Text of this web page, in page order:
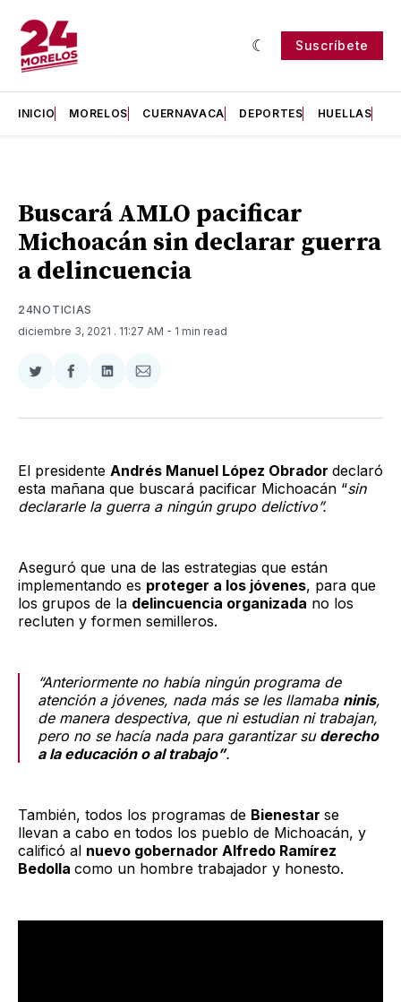
Suscríbete
INICIO MORELOS CUERNAVACA DEPORTES HUELLAS
Buscará AMLO pacificar
Michoacán sin declarar guerra
a delincuencia
24NOTICIAS
diciembre 3, 2021 . 11:27 AM - 1 min read
Compartir
Twitter
Compartir
Facebook
Compartir
LinkedIn
Compartir
Email
El presidente Andrés Manuel López Obrador declaró
esta mañana que buscará pacificar Michoacán “sin
declararle la guerra a ningún grupo delictivo”.
Aseguró que una de las estrategias que están
implementando es proteger a los jóvenes, para que
los grupos de la delincuencia organizada no los
recluten y formen semilleros.
“Anteriormente no había ningún programa de
atención a jóvenes, nada más se les llamaba ninis,
de manera despectiva, que ni estudian ni trabajan,
pero no se hacía nada para garantizar su derecho
a la educación o al trabajo”.
También, todos los programas de Bienestar se
llevan a cabo en todos los pueblo de Michoacán, y
calificó al nuevo gobernador Alfredo Ramírez
Bedolla como un hombre trabajador y honesto.